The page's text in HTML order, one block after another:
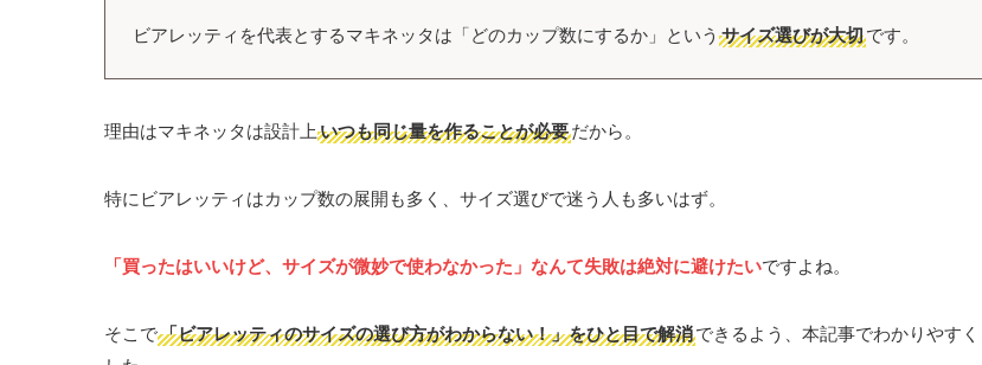
ビアレッティを代表とするマキネッタは「どのカップ数にするか」という サイズ選びが大切です。
理由はマキネッタは設計上 いつも同じ量を作ることが必要だから。
特にビアレッティはカップ数の展開も多く、サイズ選びで迷う人も多いはず。
「買ったはいいけど、サイズが微妙で使わなかった」なんて失敗は絶対に避けたいですよね。
そこで「ビアレッティのサイズの選び方がわからない！」をひと目で解消できるよう、本記事でわかりやすく